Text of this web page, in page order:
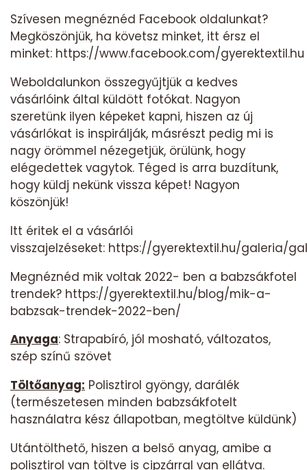
Szívesen megnéznéd Facebook oldalunkat?
Megköszönjük, ha követsz minket, itt érsz el
minket: https://www.facebook.com/gyerektextil.hu
Weboldalunkon összegyűjtjük a kedves
vásárlóink által küldött fotókat. Nagyon
szeretünk ilyen képeket kapni, hiszen az új
vásárlókat is inspirálják, másrészt pedig mi is
nagy örömmel nézegetjük, örülünk, hogy
elégedettek vagytok. Téged is arra buzdítunk,
hogy küldj nekünk vissza képet! Nagyon
köszönjük!
Itt éritek el a vásárlói
visszajelzéseket: https://gyerektextil.hu/galeria/
Megnéznéd mik voltak 2022- ben a babzsákfotel
trendek? https://gyerektextil.hu/blog/mik-a-
babzsak-trendek-2022-ben/
Anyaga: Strapabíró, jól mosható, változatos,
szép színű szövet
Töltőanyag: Polisztirol gyöngy, darálék
(természetesen minden babzsákfotelt
használatra kész állapotban, megtöltve küldünk)
Utántölthető, hiszen a belső anyag, amibe a
polisztirol van töltve is cipzárral van ellátva.